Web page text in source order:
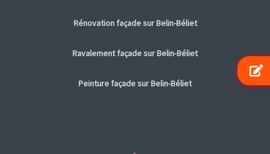
Rénovation façade sur Belin-Béliet
Ravalement façade sur Belin-Béliet
Peinture façade sur Belin-Béliet